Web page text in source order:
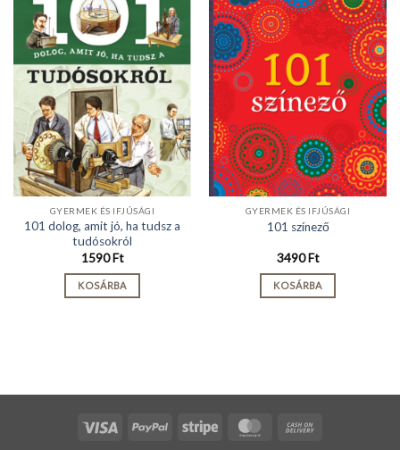
GYERMEK ÉS IFJÚSÁGI
101 dolog, amit jó, ha tudsz a
tudósokról
1590Ft
KOSÁRBA
GYERMEK ÉS IFJÚSÁGI
101 színező
3490Ft
KOSÁRBA
Visa PayPal Stripe MasterCard